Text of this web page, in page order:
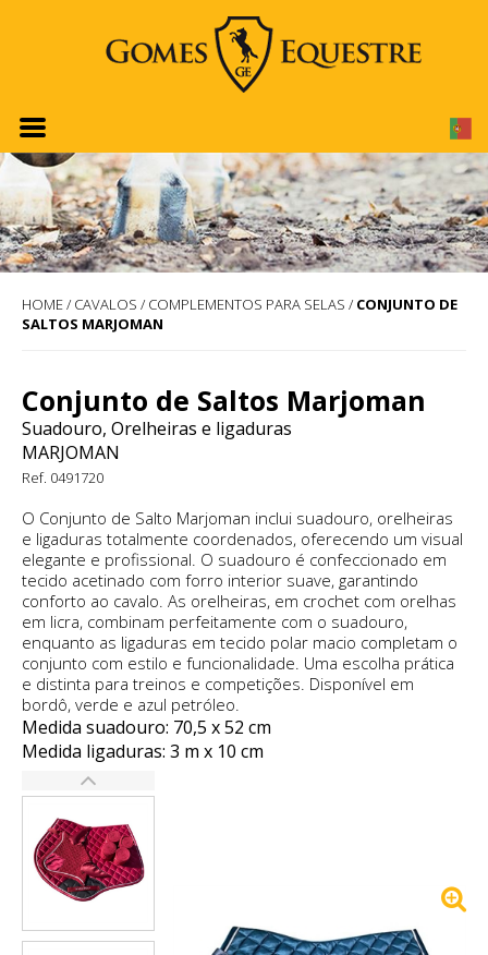
HOME/ CAVALOS / COMPLEMENTOS PARA SELAS / CONJUNTO DE
SALTOS MARJOMAN
Conjunto de Saltos Marjoman
Suadouro, Orelheiras e ligaduras
MARJOMAN
Ref. 0491720
O Conjunto de Salto Marjoman inclui suadouro, orelheiras
e ligaduras totalmente coordenados, oferecendo um visual
elegante e profissional. O suadouro é confeccionado em
tecido acetinado com forro interior suave, garantindo
conforto ao cavalo. As orelheiras, em crochet com orelhas
em licra, combinam perfeitamente com o suadouro,
enquanto as ligaduras em tecido polar macio completam o
conjunto com estilo e funcionalidade. Uma escolha prática
e distinta para treinos e competições. Disponível em
bordô, verde e azul petróleo.
Medida suadouro: 70,5 x 52 cm
Medida ligaduras: 3 m x 10 cm